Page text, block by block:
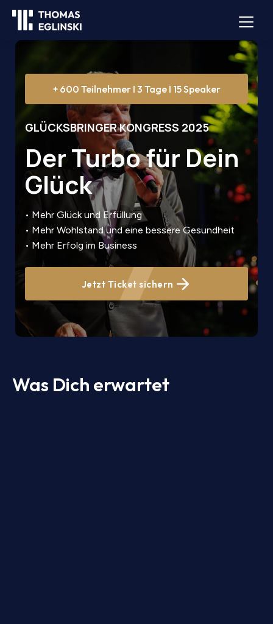
+ 600 Teilnehmer I 3 Tage I 15 Speaker
GLÜCKSBRINGER KONGRESS 2025
Der Turbo für Dein
Glück
• Mehr Glück und Erfüllung
• Mehr Wohlstand und eine bessere Gesundheit
• Mehr Erfolg im Business
Jetzt Ticket sichern
Was Dich erwartet